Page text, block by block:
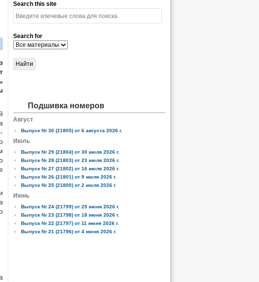
Search this site
Search for
Подшивка номеров
Август
Выпуск № 30 (21805) от 6 августа 2026 г.
Июль
Выпуск № 29 (21804) от 30 июля 2026 г.
Выпуск № 28 (21803) от 23 июля 2026 г.
Выпуск № 27 (21802) от 16 июля 2026 г.
Выпуск № 26 (21801) от 9 июля 2026 г.
Выпуск № 25 (21800) от 2 июля 2026 г.
Июнь
Выпуск № 24 (21799) от 25 июня 2026 г.
Выпуск № 23 (21798) от 18 июня 2026 г.
Выпуск № 22 (21797) от 11 июня 2026 г.
Выпуск № 21 (21796) от 4 июня 2026 г.